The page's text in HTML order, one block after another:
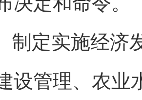
制定实施经济
设管理、农业